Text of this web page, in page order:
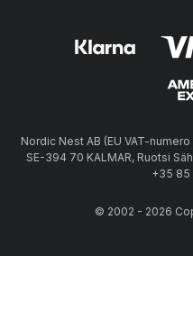
Nordic Nest AB (EU VAT-
SE-394 70 KALMAR, Ruotsi
+35
© 2002 - 2026